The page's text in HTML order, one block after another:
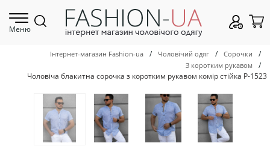
Меню
Інтернет-магазин Fashion-ua / Чоловічий одяг / Сорочки /
З коротким рукавом
/
Чоловіча блакитна сорочка з коротким рукавом комір стійка Р-1523